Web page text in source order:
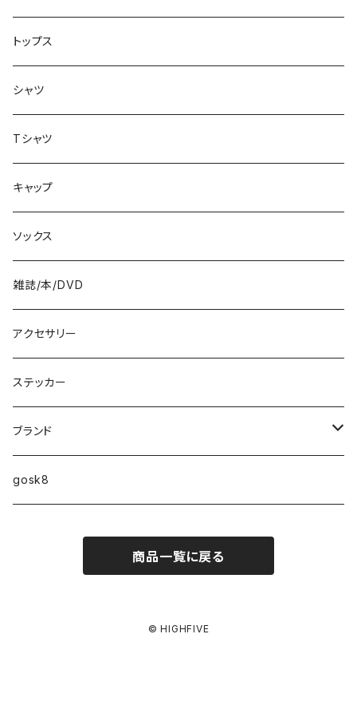
シューズ
バッグ
8.2インチ
8.3インチ
8.4インチ
8.5インチ
8.6インチ
8.7インチ
9インチ
9.2インチ
10インチ
ファンシェイプ
トップス
シャツ
Tシャツ
キャップ
ソックス
雑誌/本/DVD
アクセサリー
ステッカー
ブランド
HIGHFIVE
MELLOW CONCAVE LOVERS CLUB
NIKE SB ISHOD COLLECTION
gosk8
商品一覧に戻る
© HIGHFIVE